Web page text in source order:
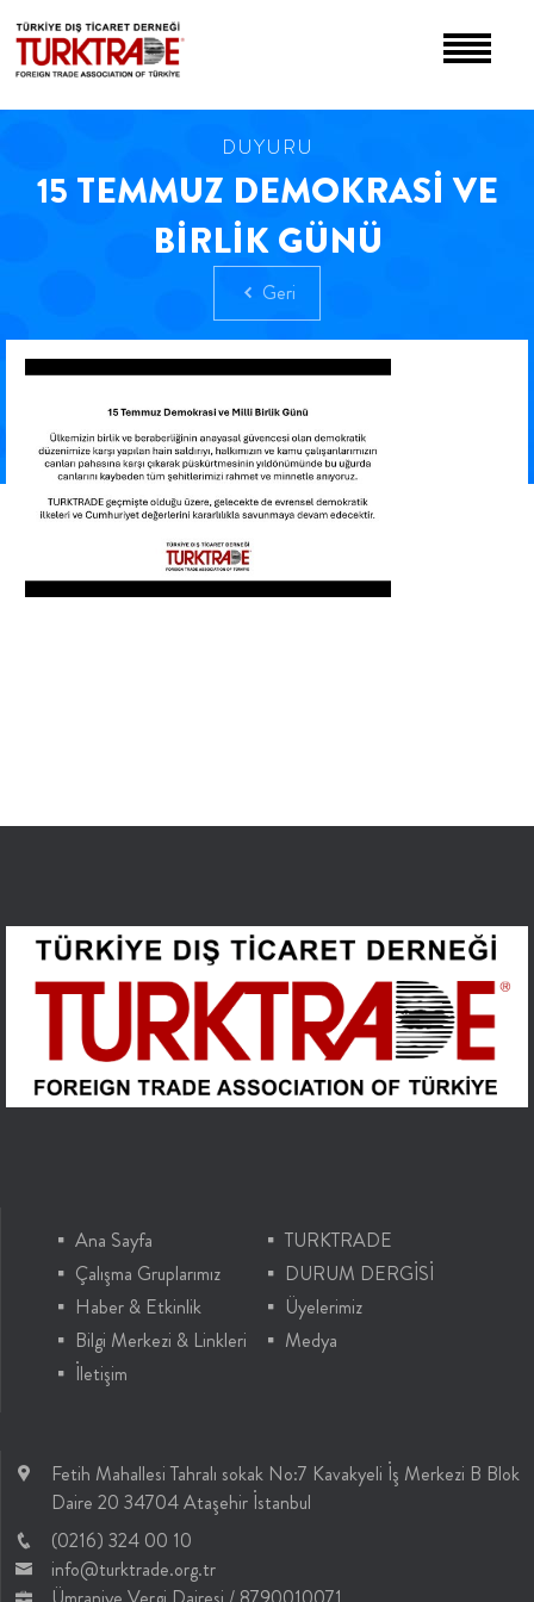
DUYURU
15 TEMMUZ DEMOKRASİ VE
BİRLİK GÜNÜ
Geri
Ana Sayfa
TURKTRADE
Çalışma Gruplarımız
DURUM DERGİSİ
Haber & Etkinlik
Üyelerimiz
Bilgi Merkezi & Linkleri
Medya
İletişim
Fetih Mahallesi Tahralı sokak No:7 Kavakyeli İş Merkezi B Blok
Daire 20 34704 Ataşehir İstanbul
(0216) 324 00 10
info@turktrade.org.tr